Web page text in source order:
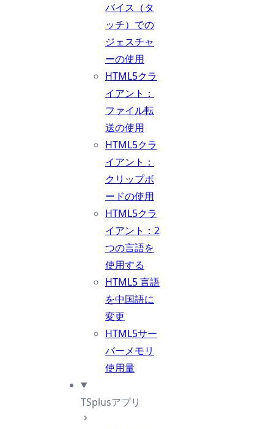
バイス（タ
ッチ）での
ジェスチャ
ーの使用
HTML5クラ
イアント：
ファイル転
送の使用
HTML5クラ
イアント：
クリップボ
ードの使用
HTML5クラ
イアント：2
つの言語を
使用する
HTML5 言語
を中国語に
変更
HTML5サー
バーメモリ
使用量
TSplusアプリ